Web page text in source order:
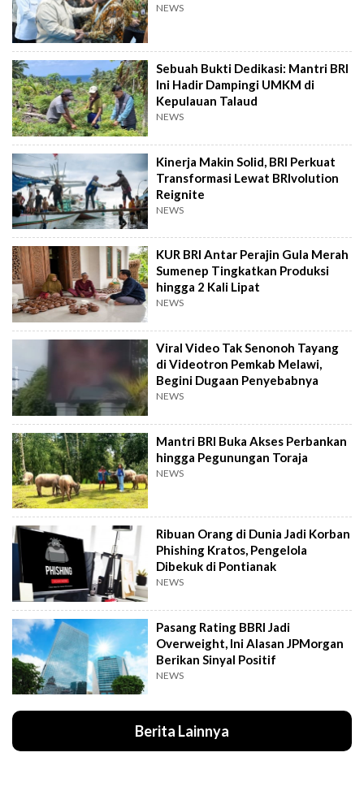
NEWS
Sebuah Bukti Dedikasi: Mantri BRI
Ini Hadir Dampingi UMKM di
Kepulauan Talaud
NEWS
Kinerja Makin Solid, BRI Perkuat
Transformasi Lewat BRIvolution
Reignite
NEWS
KUR BRI Antar Perajin Gula Merah
Sumenep Tingkatkan Produksi
hingga 2 Kali Lipat
NEWS
Viral Video Tak Senonoh Tayang
di Videotron Pemkab Melawi,
Begini Dugaan Penyebabnya
NEWS
Mantri BRI Buka Akses Perbankan
hingga Pegunungan Toraja
NEWS
Ribuan Orang di Dunia Jadi Korban
Phishing Kratos, Pengelola
Dibekuk di Pontianak
NEWS
Pasang Rating BBRI Jadi
Overweight, Ini Alasan JPMorgan
Berikan Sinyal Positif
NEWS
Berita Lainnya